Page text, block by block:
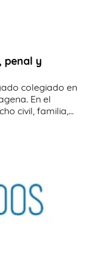
penal y
colegiado en
En el
civil, familia,...